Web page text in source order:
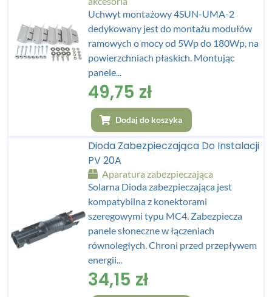
Uchwyt montażowy 4SUN-UMA-2
dedykowany jest do montażu modułów
ramowych o mocy od 5Wp do 180Wp, na
powierzchniach płaskich. Montując
panele...
49,75 zł
Dodaj do koszyka
Dioda Zabezpieczająca Do Instalacji
PV 20A
Aparatura zabezpieczająca
Solarna Dioda zabezpieczająca jest
kompatybilna z konektorami
szeregowymi typu MC4. Zabezpiecza
panele słoneczne w łączeniach
równoległych. Chroni przed przepływem
energii...
34,15 zł